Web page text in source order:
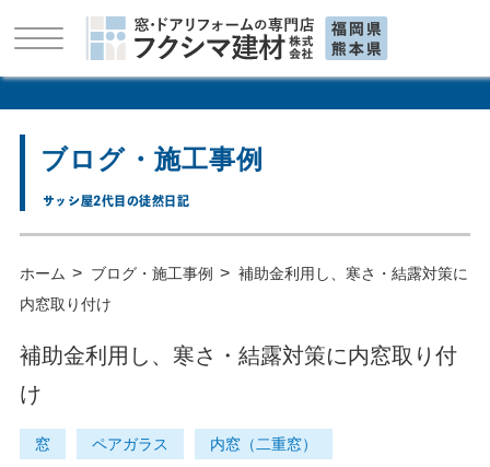
ブログ・施工事例
サッシ屋2代目の徒然日記
ホーム > ブログ・施工事例 > 補助金利用し、寒さ・結露対策に
内窓取り付け
補助金利用し、寒さ・結露対策に内窓取り付
け
窓 ペアガラス 内窓（二重窓）